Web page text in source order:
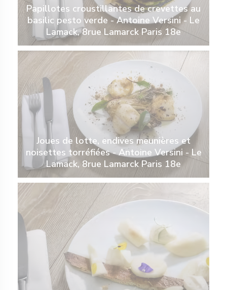
Papillotes croustillantes de crevettes au
basilic pesto verde - Antoine Versini - Le
Lamack, 8rue Lamarck Paris 18e
Joues de lotte, endives meunières et
noisettes torréfiées - Antoine Versini - Le
Lamack, 8rue Lamarck Paris 18e